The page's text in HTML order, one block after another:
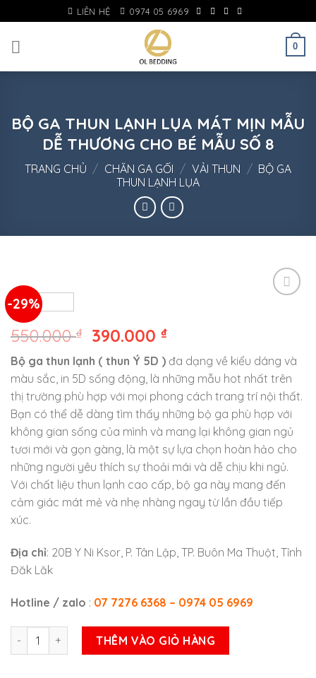
to
content
LIÊN HỆ 0974 05 6969
0
BỘ GA THUN LẠNH LỤA MÁT MỊN MẪU
DỄ THƯƠNG CHO BÉ MẪU SỐ 8
TRANG CHỦ / CHĂN GA GỐI / VẢI THUN / BỘ GA
THUN LẠNH LỤA
-29%
550.000₫ 390.000₫
Bộ ga thun lạnh ( thun Ý 5D ) đa dạng về kiểu dáng và
màu sắc, in 5D sống động, là những mẫu hot nhất trên
thị trường phù hợp với mọi phong cách trang trí nội thất.
Bạn có thể dễ dàng tìm thấy những bộ ga phù hợp với
không gian sống của mình và mang lại không gian ngủ
tươi mới và gọn gàng, là một sự lựa chọn hoàn hảo cho
những người yêu thích sự thoải mái và dễ chịu khi ngủ.
Với chất liệu thun lạnh cao cấp, bộ ga này mang đến
cảm giác mát mẻ và nhẹ nhàng ngay từ lần đầu tiếp
xúc.
Địa chỉ: 20B Y Ni Ksor, P. Tân Lập, TP. Buôn Ma Thuột, Tỉnh
Đăk Lăk
Hotline / zalo : 07 7276 6368 – 0974 05 6969
BỘ GA THUN LẠNH LỤA MÁT MỊN MẪU DỄ THƯƠNG CHO BÉ
THÊM VÀO GIỎ HÀNG